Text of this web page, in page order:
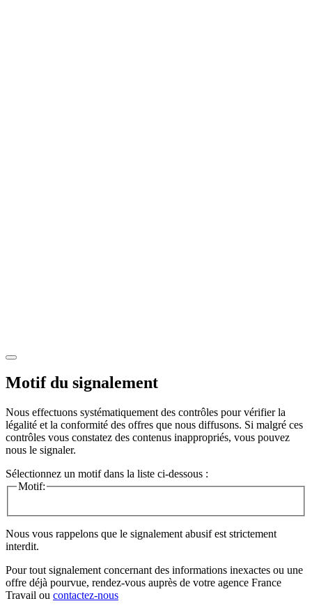
Motif du signalement
Nous effectuons systématiquement des contrôles pour vérifier la
légalité et la conformité des offres que nous diffusons. Si malgré ces
contrôles vous constatez des contenus inappropriés, vous pouvez
nous le signaler.
Sélectionnez un motif dans la liste ci-dessous :
Motif:
Nous vous rappelons que le signalement abusif est strictement
interdit.
Pour tout signalement concernant des informations inexactes ou une
offre déjà pourvue, rendez-vous auprès de votre agence France
Travail ou contactez-nous